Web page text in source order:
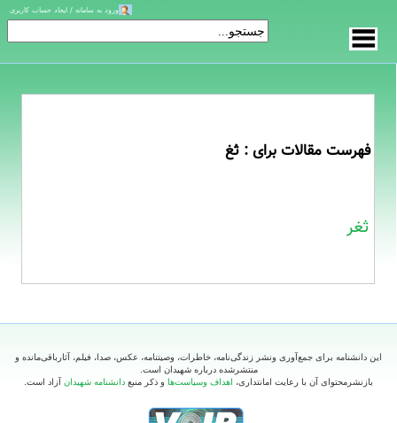
فهرست مقالات برای : ثغ
ثغر
ورود به سامانه / ایجاد حساب کاربری
این دانشنامه برای جمع‌آوری ونشر زندگی‌نامه، خاطرات، وصیتنامه، عکس، صدا، فیلم، آثارباقی‌مانده و
منتشرشده درباره شهیدان است.
بازنشرمحتوای آن با رعایت امانتداری، اهداف وسیاست‌ها و ذکر منبع دانشنامه شهیدان آزاد است.